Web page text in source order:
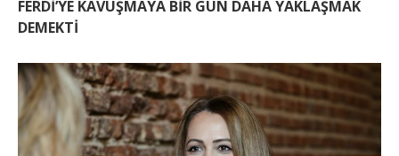
FERDİ’YE KAVUŞMAYA BİR GÜN DAHA YAKLAŞMAK
DEMEKTİ